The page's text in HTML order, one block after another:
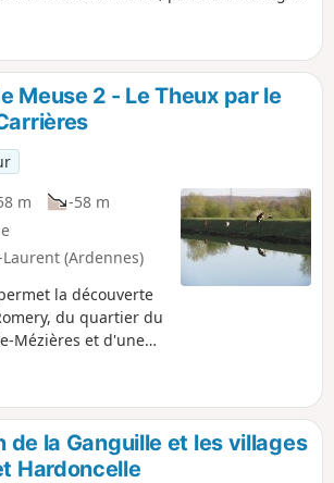
leur bonheur. Nombreux points
faune peuplant la Meuse et plusieurs
Mézières et les environs.
Meuse 2 - Le Theux par le
m
-58 m
(Ardennes)
la découverte
du quartier du
Mézières et d'une
des berges
possible de la
précédente
Lumes.
de la Ganguille et les villages
Hardoncelle